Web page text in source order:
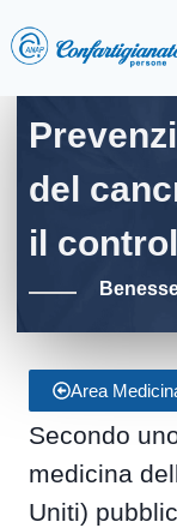
del
il
Area
Secondo
medicina
Uniti)